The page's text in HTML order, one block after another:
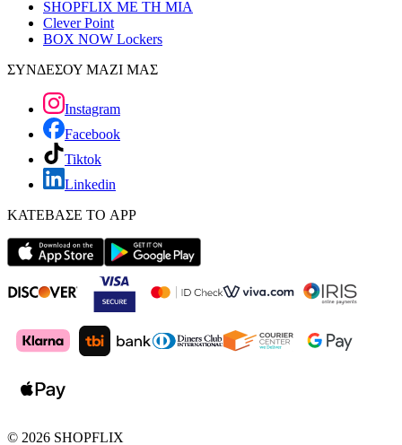
SHOPFLIX ΜΕ ΤΗ ΜΙΑ
Clever Point
BOX NOW Lockers
ΣΥΝΔΕΣΟΥ ΜΑΖΙ ΜΑΣ
Instagram
Facebook
Tiktok
Linkedin
ΚΑΤΕΒΑΣΕ ΤΟ APP
© 2026 SHOPFLIX